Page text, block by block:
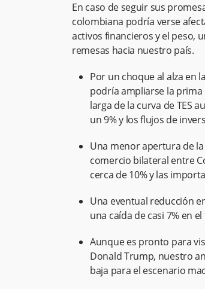
En caso de seguir sus
colombiana podría verse
activos financieros y el peso,
remesas hacia nuestro país.
Por un choque al alza en
podría ampliarse la prima
larga de la curva de TES
un 9% y los flujos de
Una menor apertura de
comercio bilateral entre
cerca de 10% y las
Una eventual reducción
una caída de casi 7% en
Aunque es pronto para
Donald Trump, nuestro
baja para el escenario